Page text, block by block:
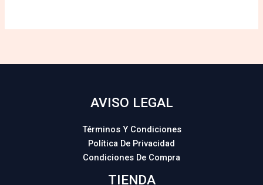
AVISO LEGAL
Términos Y Condiciones
Política De Privacidad
Condiciones De Compra
TIENDA